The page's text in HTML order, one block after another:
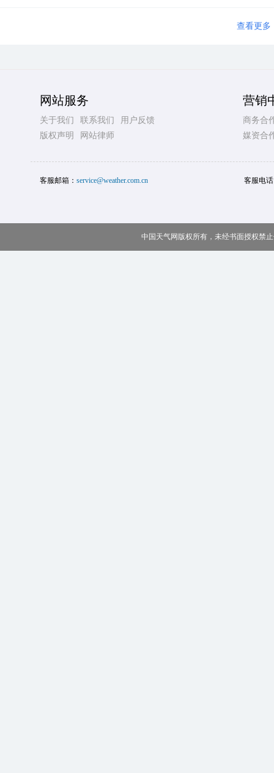
查看更多
网站服务
关于我们 联系我们
用户反馈
版权声明
网站律师
营销
商务合
媒资合
客服邮箱： service@weather.com.cn 客服电
中国天气网版权所有，未经书面授权